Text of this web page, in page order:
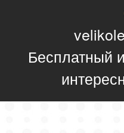
Бесплатный